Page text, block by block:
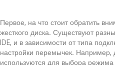
Первое, на что стоит обратить
жесткого диска. Существуют
IDE, и в зависимости от типа
настройки перемычек. Например,
используются для выбора